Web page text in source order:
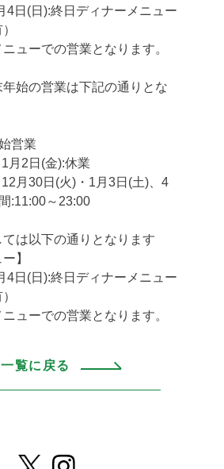
4日(日):終日ディナーメニュー
ューでの営業となります。
始の営業は下記の通りとな
営業
月2日(金):休業
月30日(火)・1月3日(土)、4
:11:00～23:00
ては以下の通りとなります
】
4日(日):終日ディナーメニュー
ューでの営業となります。
覧に戻る